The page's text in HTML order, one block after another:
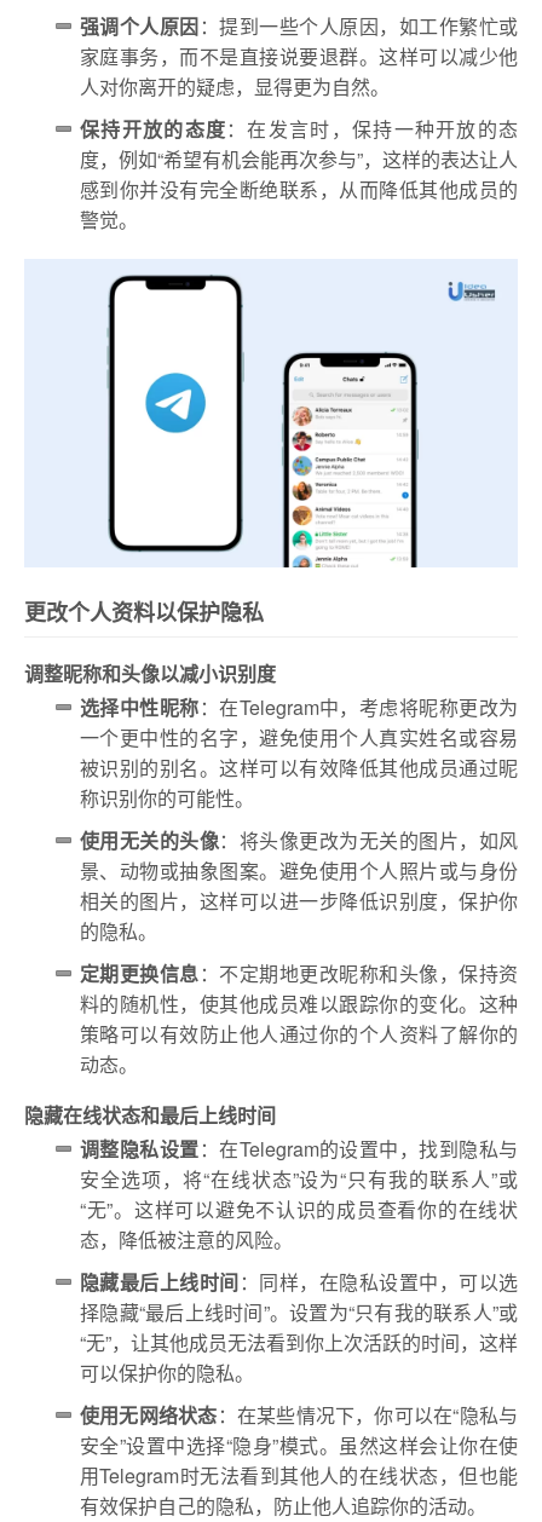
强调个人原因：提到一些个人原因，如工作繁忙或
家庭事务，而不是直接说要退群。这样可以减少他
人对你离开的疑虑，显得更为自然。
保持开放的态度：在发言时，保持一种开放的态
度，例如“希望有机会能再次参与”，这样的表达让人
感到你并没有完全断绝联系，从而降低其他成员的
警觉。
更改个人资料以保护隐私
调整昵称和头像以减小识别度
选择中性昵称：在Telegram中，考虑将昵称更改为
一个更中性的名字，避免使用个人真实姓名或容易
被识别的别名。这样可以有效降低其他成员通过昵
称识别你的可能性。
使用无关的头像：将头像更改为无关的图片，如风
景、动物或抽象图案。避免使用个人照片或与身份
相关的图片，这样可以进一步降低识别度，保护你
的隐私。
定期更换信息：不定期地更改昵称和头像，保持资
料的随机性，使其他成员难以跟踪你的变化。这种
策略可以有效防止他人通过你的个人资料了解你的
动态。
隐藏在线状态和最后上线时间
调整隐私设置：在Telegram的设置中，找到隐私与
安全选项，将“在线状态”设为“只有我的联系人”或
“无”。这样可以避免不认识的成员查看你的在线状
态，降低被注意的风险。
隐藏最后上线时间：同样，在隐私设置中，可以选
择隐藏“最后上线时间”。设置为“只有我的联系人”或
“无”，让其他成员无法看到你上次活跃的时间，这样
可以保护你的隐私。
使用无网络状态：在某些情况下，你可以在“隐私与
安全”设置中选择“隐身”模式。虽然这样会让你在使
用Telegram时无法看到其他人的在线状态，但也能
有效保护自己的隐私，防止他人追踪你的活动。